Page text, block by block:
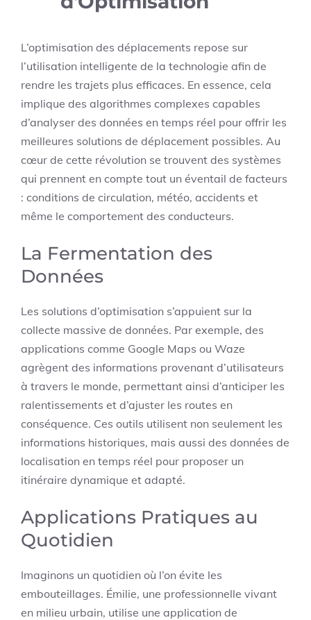
L’optimisation des déplacements repose sur
l’utilisation intelligente de la technologie afin de
rendre les trajets plus efficaces. En essence, cela
implique des algorithmes complexes capables
d’analyser des données en temps réel pour offrir les
meilleures solutions de déplacement possibles. Au
cœur de cette révolution se trouvent des systèmes
qui prennent en compte tout un éventail de facteurs
: conditions de circulation, météo, accidents et
même le comportement des conducteurs.
La Fermentation des
Données
Les solutions d’optimisation s’appuient sur la
collecte massive de données. Par exemple, des
applications comme Google Maps ou Waze
agrègent des informations provenant d’utilisateurs
à travers le monde, permettant ainsi d’anticiper les
ralentissements et d’ajuster les routes en
conséquence. Ces outils utilisent non seulement les
informations historiques, mais aussi des données de
localisation en temps réel pour proposer un
itinéraire dynamique et adapté.
Applications Pratiques au
Quotidien
Imaginons un quotidien où l’on évite les
embouteillages. Émilie, une professionnelle vivant
en milieu urbain, utilise une application de